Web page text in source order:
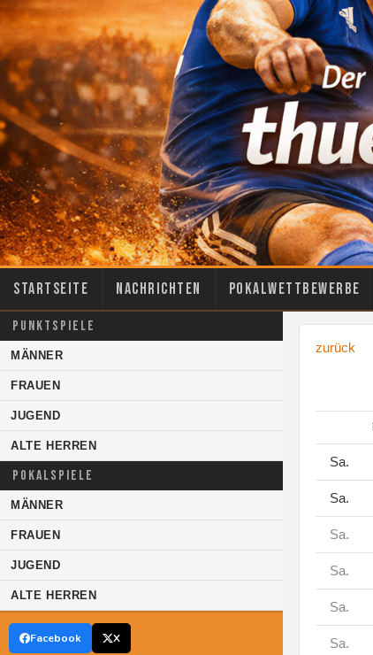
Startseite Nachrichten Pokalwettbewerbe
PUNKTSPIELE
MÄNNER
FRAUEN
JUGEND
ALTE HERREN
POKALSPIELE
MÄNNER
FRAUEN
JUGEND
ALTE HERREN
Facebook X
zurück
Sa.
Sa.
Sa.
Sa.
Sa.
Sa.